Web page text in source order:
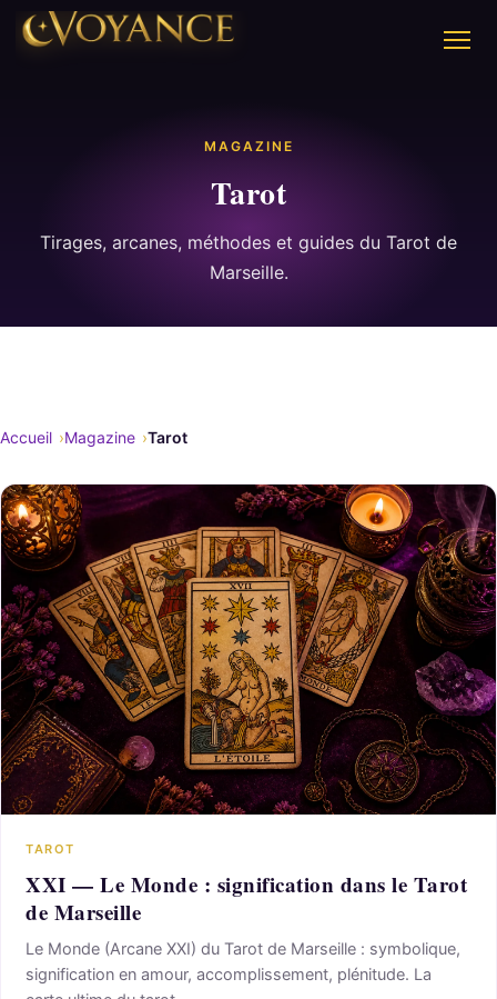
MAGAZINE
Tarot
Tirages, arcanes, méthodes et guides du Tarot de
Marseille.
Accueil Magazine Tarot
TAROT
XXI — Le Monde : signification dans le Tarot
de Marseille
Le Monde (Arcane XXI) du Tarot de Marseille : symbolique,
signification en amour, accomplissement, plénitude. La